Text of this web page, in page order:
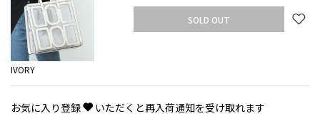
IVORY
SOLD OUT
お気に入り登録 いただくと再入荷通知を受け取れます